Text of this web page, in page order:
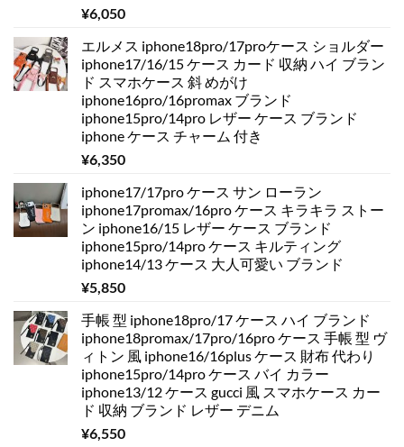
¥6,050
エルメス iphone18pro/17proケース ショルダー
iphone17/16/15 ケース カード 収納 ハイ ブラン
ド スマホケース 斜 めがけ
iphone16pro/16promax ブランド
iphone15pro/14pro レザー ケース ブランド
iphone ケース チャーム 付き
¥6,350
iphone17/17pro ケース サン ローラン
iphone17promax/16pro ケース キラキラ ストー
ン iphone16/15 レザー ケース ブランド
iphone15pro/14pro ケース キルティング
iphone14/13 ケース 大人可愛い ブランド
¥5,850
手帳 型 iphone18pro/17 ケース ハイ ブランド
iphone18promax/17pro/16pro ケース 手帳 型 ヴ
ィトン 風 iphone16/16plus ケース 財布 代わり
iphone15pro/14pro ケース バイ カラー
iphone13/12 ケース gucci 風 スマホケース カー
ド 収納 ブランド レザー デニム
¥6,550